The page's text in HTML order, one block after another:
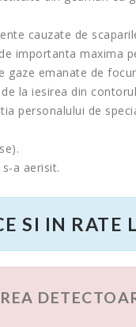
cauzate de
importanta maxima
emanate de
la iesirea din
personalului de
a aerisit.
SI IN